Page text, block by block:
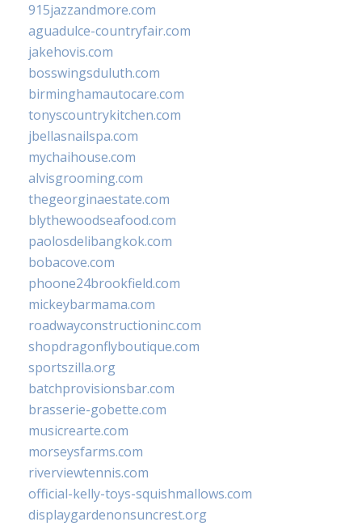
915jazzandmore.com
aguadulce-countryfair.com
jakehovis.com
bosswingsduluth.com
birminghamautocare.com
tonyscountrykitchen.com
jbellasnailspa.com
mychaihouse.com
alvisgrooming.com
thegeorginaestate.com
blythewoodseafood.com
paolosdelibangkok.com
bobacove.com
phoone24brookfield.com
mickeybarmama.com
roadwayconstructioninc.com
shopdragonflyboutique.com
sportszilla.org
batchprovisionsbar.com
brasserie-gobette.com
musicrearte.com
morseysfarms.com
riverviewtennis.com
official-kelly-toys-squishmallows.com
displaygardenonsuncrest.org